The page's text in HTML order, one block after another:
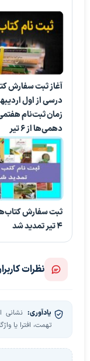
آغاز ثبت سفارش
درسی از اول
زمان ثبت‌نام
دهمی‌ها از ۶ تیر
ثبت سفارش
۴ تیر تمدید شد
نظرات
یادآوری: نشانی
تهمت، افترا یا